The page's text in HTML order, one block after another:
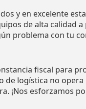
y en excelente
de alta calidad a
problema con tu
fiscal para
de logística no
¡Nos esforzamos